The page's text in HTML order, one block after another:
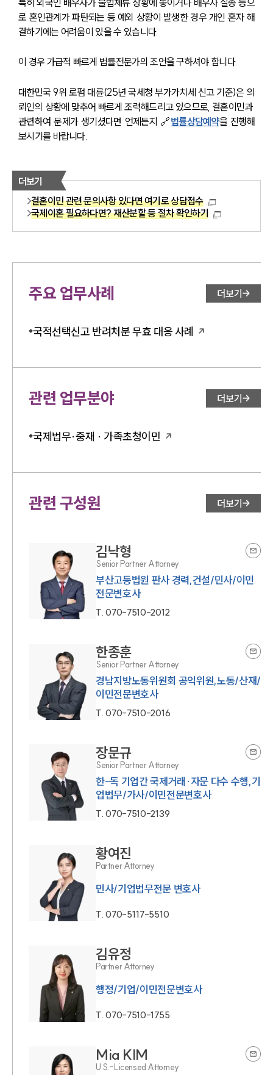
특히 외국인 배우자가 불법체류 상황에 놓이거나 배우자 실종 등으
로 혼인관계가 파탄되는 등 예외 상황이 발생한 경우 개인 혼자 해
결하기에는 어려움이 있을 수 있습니다.
이 경우 가급적 빠르게 법률전문가의 조언을 구하셔야 합니다.
대한민국 9위 로펌 대륜(25년 국세청 부가가치세 신고 기준)은 의
뢰인의 상황에 맞추어 빠르게 조력해드리고 있으므로, 결혼이민과
관련하여 문제가 생기셨다면 언제든지 🔗법률상담예약을 진행해
보시기를 바랍니다.
더보기
결혼이민 관련 문의사항 있다면 여기로 상담접수
국제이혼 필요하다면? 재산분할 등 절차 확인하기
주요 업무사례 더보기
국적선택신고 반려처분 무효 대응 사례
관련 업무분야 더보기
국제법무·중재 · 가족초청이민
관련 구성원 더보기
김낙형
Senior Partner Attorney
부산고등법원 판사 경력,건설/민사/이민
전문변호사
T.070-7510-2012
한종훈
Senior Partner Attorney
경남지방노동위원회 공익위원,노동/산재/
이민전문변호사
T.070-7510-2016
장문규
Senior Partner Attorney
한-독 기업간 국제거래·자문 다수 수행,기
업법무/가사/이민전문변호사
T.070-7510-2139
황여진
Partner Attorney
민사/기업법무전문 변호사
T.070-5117-5510
김유정
Partner Attorney
행정/기업/이민전문변호사
T.070-7510-1755
Mia KIM
U.S.-Licensed Attorney